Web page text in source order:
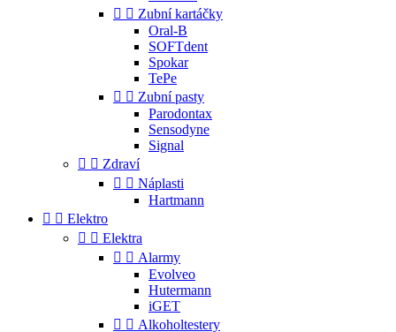
  Zubní kartáčky
Oral-B
SOFTdent
Spokar
TePe
  Zubní pasty
Parodontax
Sensodyne
Signal
  Zdraví
  Náplasti
Hartmann
  Elektro
  Elektra
  Alarmy
Evolveo
Hutermann
iGET
  Alkoholtestery